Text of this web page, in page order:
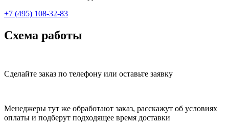
+7 (495) 108-32-83
Схема работы
Сделайте заказ по телефону или оставьте заявку
Менеджеры тут же обработают заказ, расскажут об условиях
оплаты и подберут подходящее время доставки